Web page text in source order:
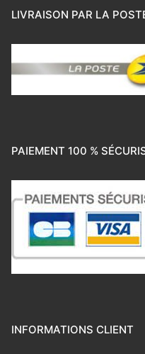
LIVRAISON PAR LA
PAIEMENT 100 %
INFORMATIONS CLIENT